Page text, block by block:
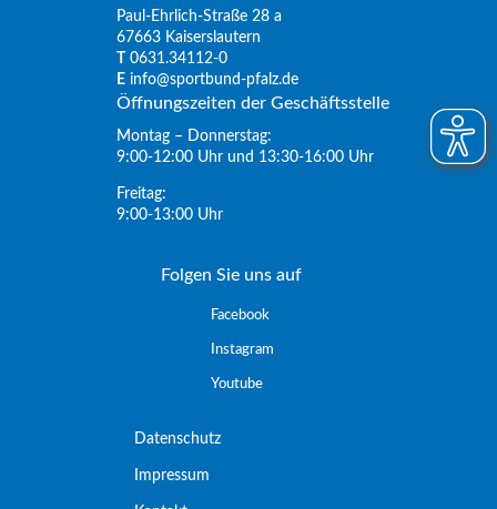
Paul-Ehrlich-Straße 28 a
67663 Kaiserslautern
0631.34112-0
E info@sportbund-pfalz.de
Öffnungszeiten der Geschäftsstelle
Montag – Donnerstag:
9:00-12:00 Uhr und 13:30-16:00 Uhr
Freitag:
9:00-13:00 Uhr
Folgen Sie uns auf
Facebook
Instagram
Youtube
Datenschutz
Impressum